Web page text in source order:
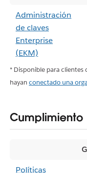
Administración
de claves
Enterprise
(EKM)
* Disponible para clientes
hayan conectado una
Cumplimiento
Políticas